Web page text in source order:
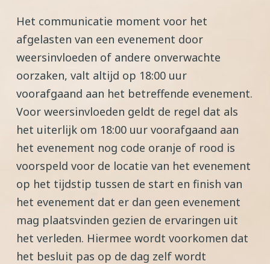
Het communicatie moment voor het
afgelasten van een evenement door
weersinvloeden of andere onverwachte
oorzaken, valt altijd op 18:00 uur
voorafgaand aan het betreffende evenement.
Voor weersinvloeden geldt de regel dat als
het uiterlijk om 18:00 uur voorafgaand aan
het evenement nog code oranje of rood is
voorspeld voor de locatie van het evenement
op het tijdstip tussen de start en finish van
het evenement dat er dan geen evenement
mag plaatsvinden gezien de ervaringen uit
het verleden. Hiermee wordt voorkomen dat
het besluit pas op de dag zelf wordt